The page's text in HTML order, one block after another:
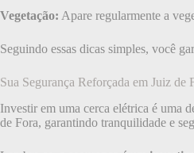
Vegetação: Apare regularmente a
Seguindo essas dicas simples, você
Sua Segurança Reforçada em Juiz de
Investir em uma cerca elétrica é uma
de Fora, garantindo tranquilidade e